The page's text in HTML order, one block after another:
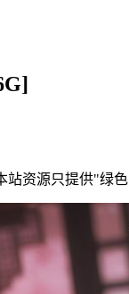
站资源只提供"绿